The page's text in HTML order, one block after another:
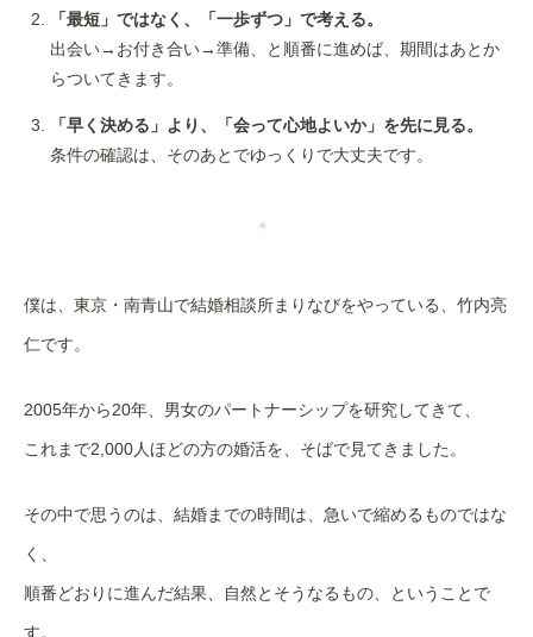
「最短」ではなく、「一歩ずつ」で考える。
出会い→お付き合い→準備、と順番に進めば、期間はあとか
らついてきます。
「早く決める」より、「会って心地よいか」を先に見る。
条件の確認は、そのあとでゆっくりで大丈夫です。
＊
僕は、東京・南青山で結婚相談所まりなびをやっている、竹内亮
仁です。
2005年から20年、男女のパートナーシップを研究してきて、
これまで2,000人ほどの方の婚活を、そばで見てきました。
その中で思うのは、結婚までの時間は、急いで縮めるものではな
く、
順番どおりに進んだ結果、自然とそうなるもの、ということで
す。